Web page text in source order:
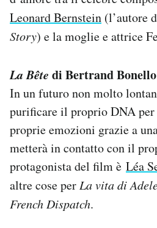
Leonard Bernstein (l’autore
Story) e la moglie e attrice
La Bête di Bertrand
In un futuro non molto
purificare il proprio DNA
proprie emozioni grazie a
metterà in contatto con il
protagonista del film è Léa
altre cose per La vita di
French Dispatch.